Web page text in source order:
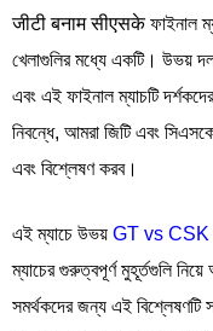
जीटी बनाम सीएसके ফাইনাল
খেলাগুলির মধ্যে একটি। উভয়
এবং এই ফাইনাল ম্যাচটি
নিবন্ধে, আমরা জিটি এবং
এবং বিশ্লেষণ করব।
এই ম্যাচে উভয় GT vs CSK
ম্যাচের গুরুত্বপূর্ণ মুহূর্তগুলি
সমর্থকদের জন্য এই বিশ্লেষণটি